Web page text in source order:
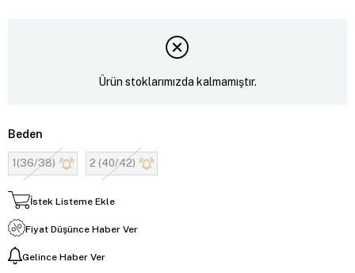
Ürün stoklarımızda kalmamıştır.
Beden
1(36/38) 2 (40/42)
İstek Listeme Ekle
Fiyat Düşünce Haber Ver
Gelince Haber Ver